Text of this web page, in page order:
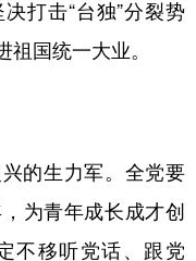
打击“台独”分裂势
祖国统一大业。
的生力军。全党要
为青年成长成才创
不移听党话、跟党